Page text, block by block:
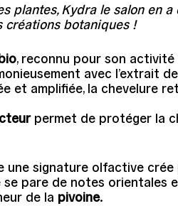
plantes, Kydra le salon en
créations botaniques !
, reconnu pour son
avec l’extrait de
et amplifiée, la chevelure
permet de protéger la
une signature olfactive crée
pare de notes orientales
de la pivoine.